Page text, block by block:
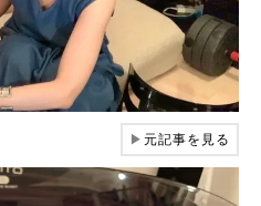
▶元記事を見る